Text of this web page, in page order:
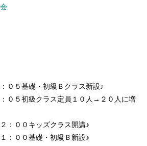
０５基礎・初級Ｂクラス新設♪
：０５初級クラス定員１０人→２０人に増
：００キッズクラス開講♪
：００基礎・初級Ｂ新設♪